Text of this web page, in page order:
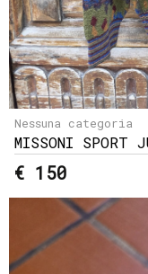
Nessuna categoria
MISSONI SPORT
€ 150